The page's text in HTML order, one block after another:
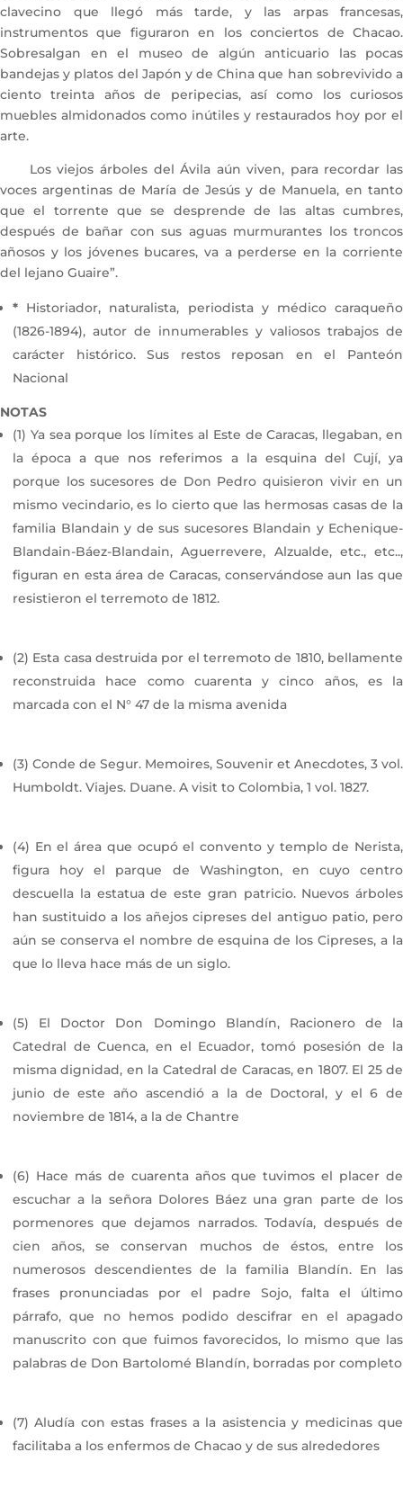
clavecino que llegó más tarde, y las arpas francesas,
instrumentos que figuraron en los conciertos de Chacao.
Sobresalgan en el museo de algún anticuario las pocas
bandejas y platos del Japón y de China que han sobrevivido a
ciento treinta años de peripecias, así como los curiosos
muebles almidonados como inútiles y restaurados hoy por el
arte.
Los viejos árboles del Ávila aún viven, para recordar las
voces argentinas de María de Jesús y de Manuela, en tanto
que el torrente que se desprende de las altas cumbres,
después de bañar con sus aguas murmurantes los troncos
añosos y los jóvenes bucares, va a perderse en la corriente
del lejano Guaire”.
* Historiador, naturalista, periodista y médico caraqueño
(1826-1894), autor de innumerables y valiosos trabajos de
carácter histórico. Sus restos reposan en el Panteón
Nacional
NOTAS
(1) Ya sea porque los límites al Este de Caracas, llegaban, en
la época a que nos referimos a la esquina del Cují, ya
porque los sucesores de Don Pedro quisieron vivir en un
mismo vecindario, es lo cierto que las hermosas casas de la
familia Blandain y de sus sucesores Blandain y Echenique-
Blandain-Báez-Blandain, Aguerrevere, Alzualde, etc., etc..,
figuran en esta área de Caracas, conservándose aun las que
resistieron el terremoto de 1812.
(2) Esta casa destruida por el terremoto de 1810, bellamente
reconstruida hace como cuarenta y cinco años, es la
marcada con el N° 47 de la misma avenida
(3) Conde de Segur. Memoires, Souvenir et Anecdotes, 3 vol.
Humboldt. Viajes. Duane. A visit to Colombia, 1 vol. 1827.
(4) En el área que ocupó el convento y templo de Nerista,
figura hoy el parque de Washington, en cuyo centro
descuella la estatua de este gran patricio. Nuevos árboles
han sustituido a los añejos cipreses del antiguo patio, pero
aún se conserva el nombre de esquina de los Cipreses, a la
que lo lleva hace más de un siglo.
(5) El Doctor Don Domingo Blandín, Racionero de la
Catedral de Cuenca, en el Ecuador, tomó posesión de la
misma dignidad, en la Catedral de Caracas, en 1807. El 25 de
junio de este año ascendió a la de Doctoral, y el 6 de
noviembre de 1814, a la de Chantre
(6) Hace más de cuarenta años que tuvimos el placer de
escuchar a la señora Dolores Báez una gran parte de los
pormenores que dejamos narrados. Todavía, después de
cien años, se conservan muchos de éstos, entre los
numerosos descendientes de la familia Blandín. En las
frases pronunciadas por el padre Sojo, falta el último
párrafo, que no hemos podido descifrar en el apagado
manuscrito con que fuimos favorecidos, lo mismo que las
palabras de Don Bartolomé Blandín, borradas por completo
(7) Aludía con estas frases a la asistencia y medicinas que
facilitaba a los enfermos de Chacao y de sus alrededores